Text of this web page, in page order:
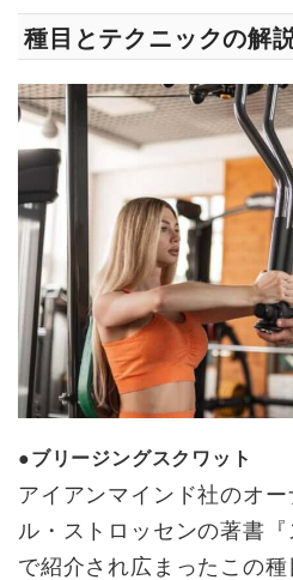
種目とテクニックの解
●ブリージングスクワット
アイアンマインド社のオ
ル・ストロッセンの著書『
で紹介され広まったこの